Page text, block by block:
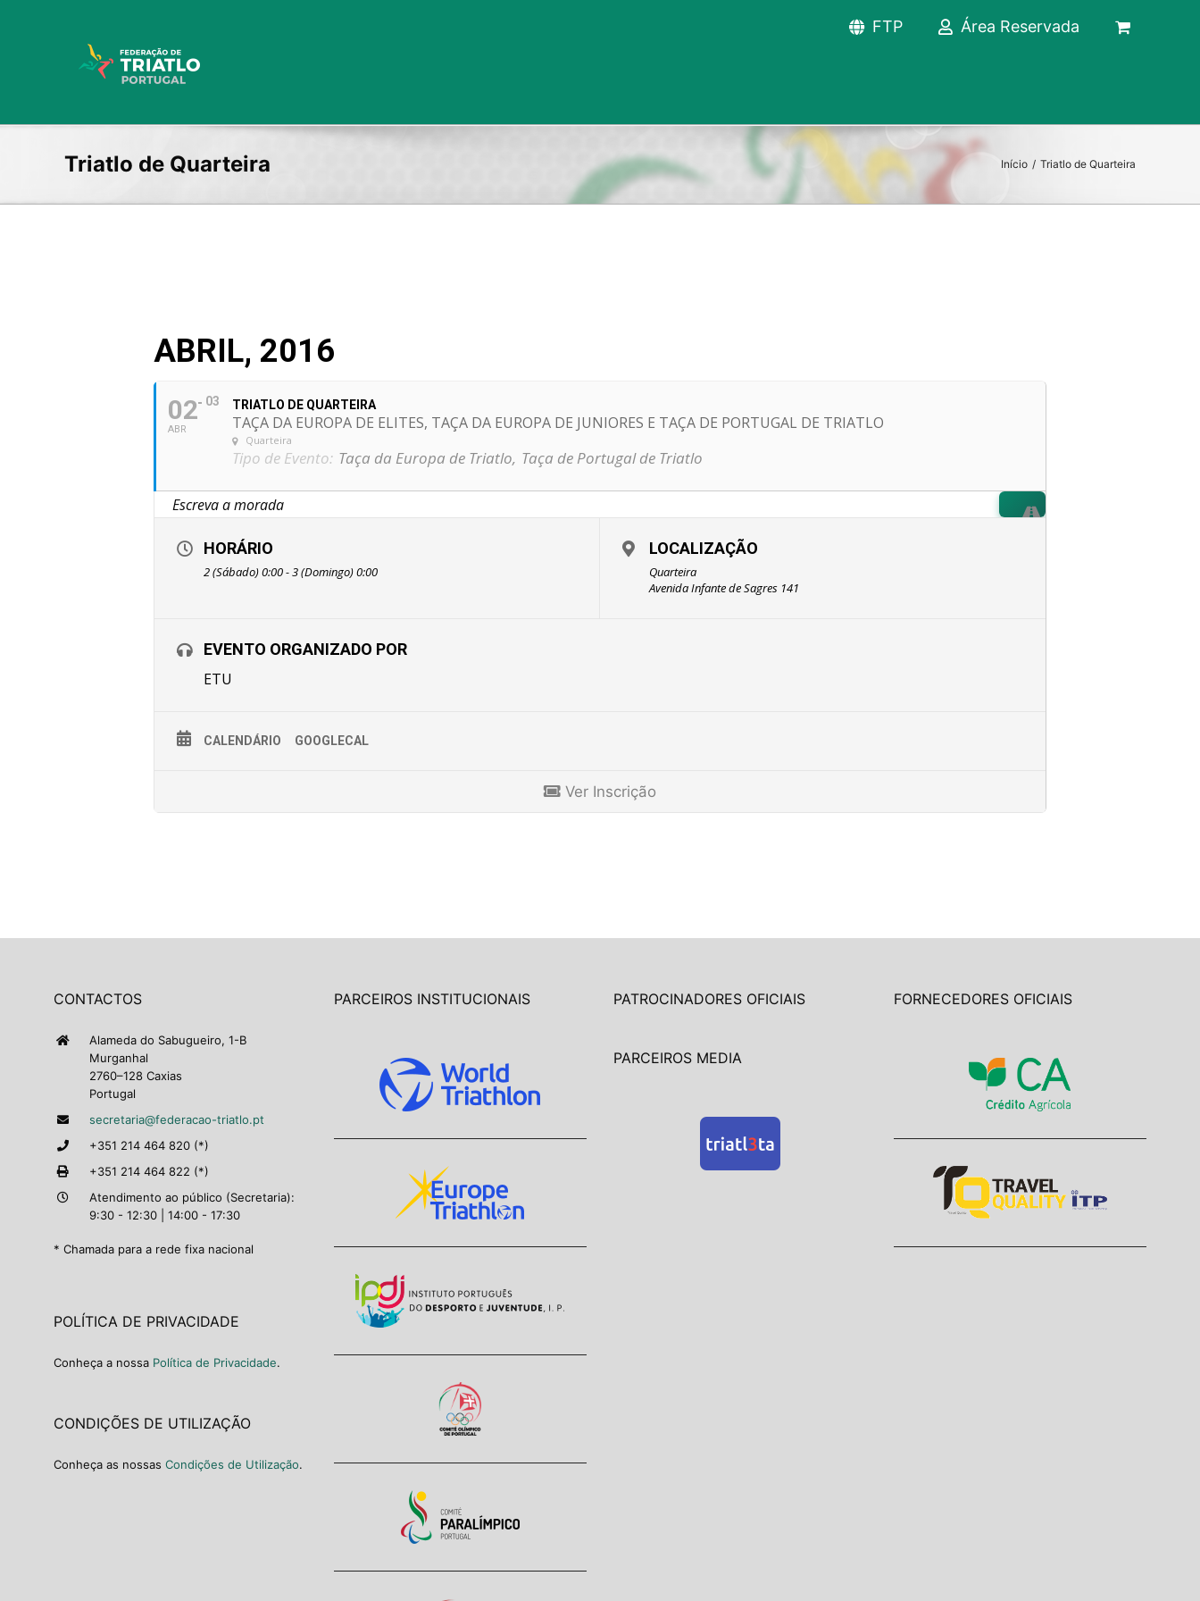
FTP Área Reservada
Triatlo de Quarteira Início / Triatlo de Quarteira
ABRIL, 2016
02
ABR
03 TRIATLO DE QUARTEIRA
TAÇA DA EUROPA DE ELITES, TAÇA DA EUROPA DE JUNIORES E TAÇA DE PORTUGAL DE TRIATLO
Quarteira
Tipo de Evento: Taça da Europa de Triatlo, Taça de Portugal de Triatlo
HORÁRIO
2 (Sábado) 0:00 - 3 (Domingo) 0:00
LOCALIZAÇÃO
Quarteira
Avenida Infante de Sagres 141
EVENTO ORGANIZADO POR
ETU
CALENDÁRIO GOOGLECAL
Ver Inscrição
CONTACTOS
Alameda do Sabugueiro, 1-B
Murganhal
2760–128 Caxias
Portugal
secretaria@federacao-triatlo.pt
+351 214 464 820 (*)
+351 214 464 822 (*)
Atendimento ao público (Secretaria):
9:30 - 12:30 | 14:00 - 17:30
* Chamada para a rede fixa nacional
POLÍTICA DE PRIVACIDADE
Conheça a nossa Política de Privacidade.
CONDIÇÕES DE UTILIZAÇÃO
Conheça as nossas Condições de Utilização.
PARCEIROS INSTITUCIONAIS PATROCINADORES OFICIAIS
PARCEIROS MEDIA
FORNECEDORES OFICIAIS